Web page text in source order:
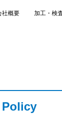
社概要 加工・検